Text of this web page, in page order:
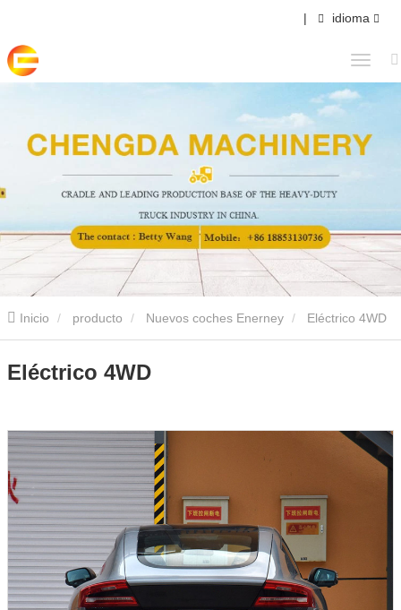
| idioma
Inicio producto Nuevos coches Enerney Eléctrico 4WD
Eléctrico 4WD